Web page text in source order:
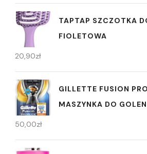
TAPTAP SZCZOTKA
FIOLETOWA
20,90zł
GILLETTE FUSION
MASZYNKA DO
50,00zł